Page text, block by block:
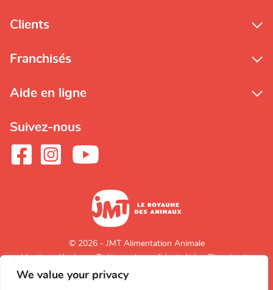
We value your privacy
Clients
Franchisés
Aide en ligne
Suivez-nous
© 2026 - JMT Alimentation Animale
Mentions légales
Politique de confidentialité Plan du site